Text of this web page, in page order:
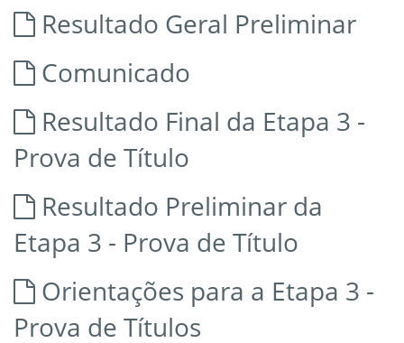
Resultado Geral Preliminar
Comunicado
Resultado Final da Etapa 3 -
Prova de Título
Resultado Preliminar da
Etapa 3 - Prova de Título
Orientações para a Etapa 3 -
Prova de Títulos